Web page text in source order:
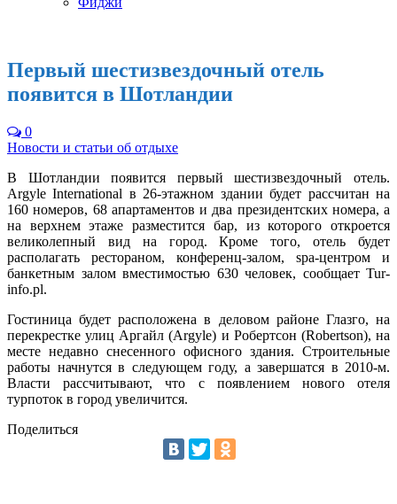
Первый шестизвездочный отель
появится в Шотландии
0
Новости и статьи об отдыхе
В Шотландии появится первый шестизвездочный отель.
Argyle International в 26-этажном здании будет рассчитан на
160 номеров, 68 апартаментов и два президентских номера, а
на верхнем этаже разместится бар, из которого откроется
великолепный вид на город. Кроме того, отель будет
располагать рестораном, конференц-залом, spa-центром и
банкетным залом вместимостью 630 человек, сообщает Tur-
info.pl.
Гостиница будет расположена в деловом районе Глазго, на
перекрестке улиц Аргайл (Argyle) и Робертсон (Robertson), на
месте недавно снесенного офисного здания. Строительные
работы начнутся в следующем году, а завершатся в 2010-м.
Власти рассчитывают, что с появлением нового отеля
турпоток в город увеличится.
Поделиться